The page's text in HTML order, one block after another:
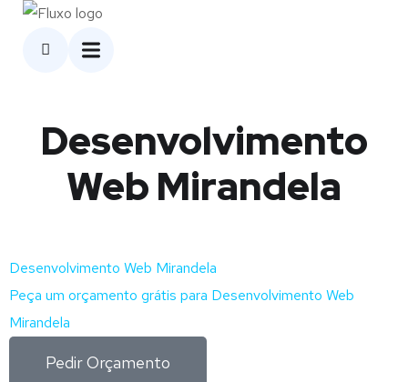
Desenvolvimento
Web Mirandela
Desenvolvimento Web Mirandela
Peça um orçamento grátis para Desenvolvimento Web
Mirandela
Pedir Orçamento